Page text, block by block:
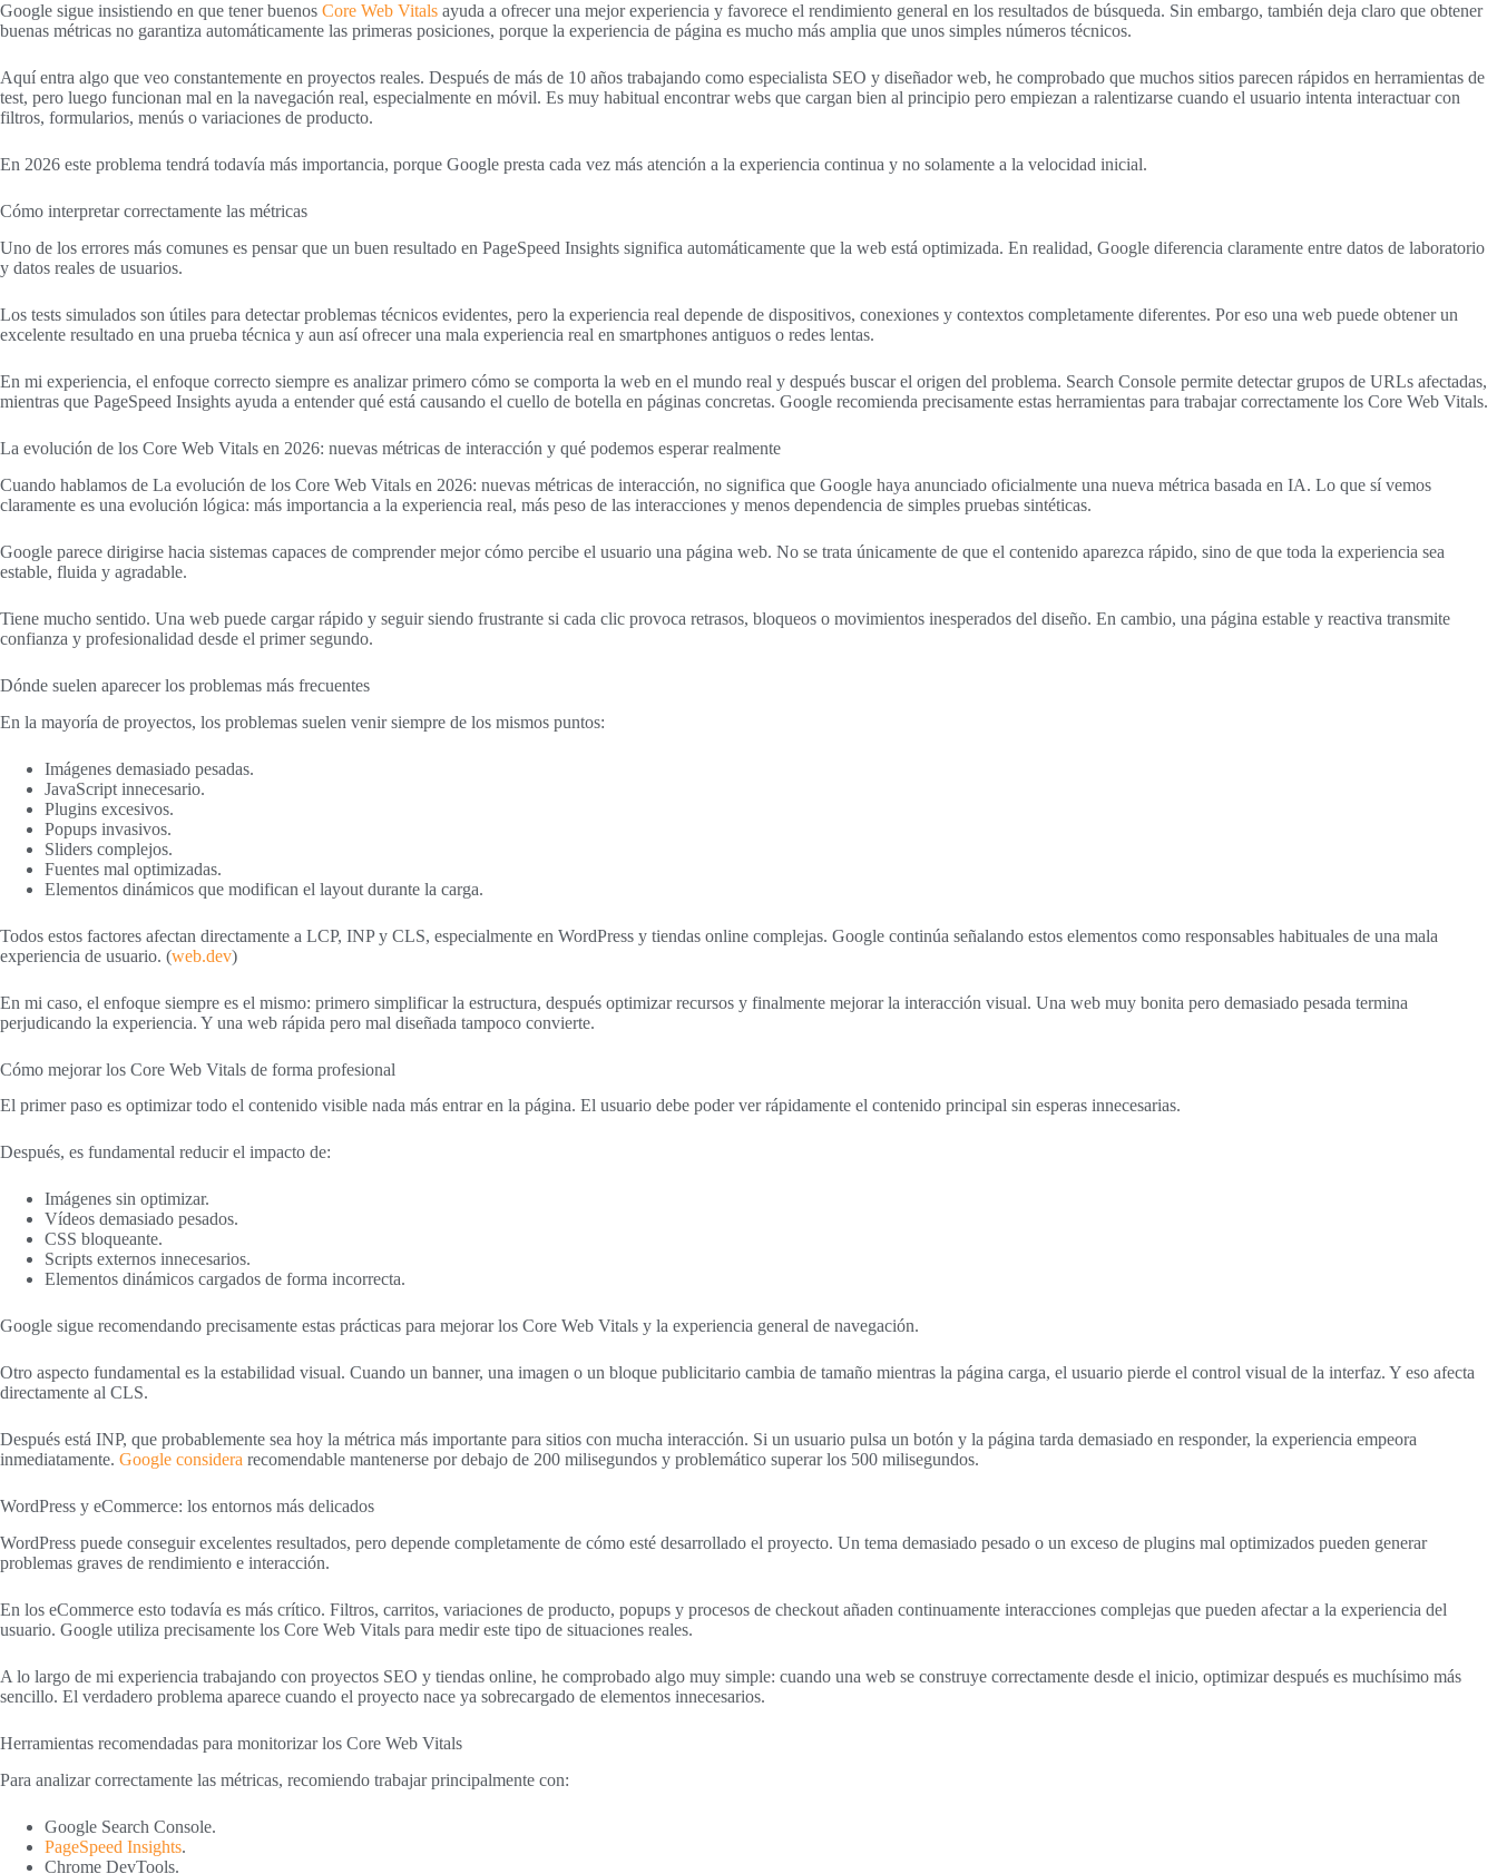
Google sigue insistiendo en que tener buenos Core Web Vitals ayuda a ofrecer una mejor experiencia y favorece el rendimiento general en los resultados de búsqueda. Sin embargo, también deja claro que obtener
buenas métricas no garantiza automáticamente las primeras posiciones, porque la experiencia de página es mucho más amplia que unos simples números técnicos.
Aquí entra algo que veo constantemente en proyectos reales. Después de más de 10 años trabajando como especialista SEO y diseñador web, he comprobado que muchos sitios parecen rápidos en herramientas de
test, pero luego funcionan mal en la navegación real, especialmente en móvil. Es muy habitual encontrar webs que cargan bien al principio pero empiezan a ralentizarse cuando el usuario intenta interactuar con
filtros, formularios, menús o variaciones de producto.
En 2026 este problema tendrá todavía más importancia, porque Google presta cada vez más atención a la experiencia continua y no solamente a la velocidad inicial.
Cómo interpretar correctamente las métricas
Uno de los errores más comunes es pensar que un buen resultado en PageSpeed Insights significa automáticamente que la web está optimizada. En realidad, Google diferencia claramente entre datos de laboratorio
y datos reales de usuarios.
Los tests simulados son útiles para detectar problemas técnicos evidentes, pero la experiencia real depende de dispositivos, conexiones y contextos completamente diferentes. Por eso una web puede obtener un
excelente resultado en una prueba técnica y aun así ofrecer una mala experiencia real en smartphones antiguos o redes lentas.
En mi experiencia, el enfoque correcto siempre es analizar primero cómo se comporta la web en el mundo real y después buscar el origen del problema. Search Console permite detectar grupos de URLs afectadas,
mientras que PageSpeed Insights ayuda a entender qué está causando el cuello de botella en páginas concretas. Google recomienda precisamente estas herramientas para trabajar correctamente los Core Web Vitals.
La evolución de los Core Web Vitals en 2026: nuevas métricas de interacción y qué podemos esperar realmente
Cuando hablamos de La evolución de los Core Web Vitals en 2026: nuevas métricas de interacción, no significa que Google haya anunciado oficialmente una nueva métrica basada en IA. Lo que sí vemos
claramente es una evolución lógica: más importancia a la experiencia real, más peso de las interacciones y menos dependencia de simples pruebas sintéticas.
Google parece dirigirse hacia sistemas capaces de comprender mejor cómo percibe el usuario una página web. No se trata únicamente de que el contenido aparezca rápido, sino de que toda la experiencia sea
estable, fluida y agradable.
Tiene mucho sentido. Una web puede cargar rápido y seguir siendo frustrante si cada clic provoca retrasos, bloqueos o movimientos inesperados del diseño. En cambio, una página estable y reactiva transmite
confianza y profesionalidad desde el primer segundo.
Dónde suelen aparecer los problemas más frecuentes
En la mayoría de proyectos, los problemas suelen venir siempre de los mismos puntos:
Imágenes demasiado pesadas.
JavaScript innecesario.
Plugins excesivos.
Popups invasivos.
Sliders complejos.
Fuentes mal optimizadas.
Elementos dinámicos que modifican el layout durante la carga.
Todos estos factores afectan directamente a LCP, INP y CLS, especialmente en WordPress y tiendas online complejas. Google continúa señalando estos elementos como responsables habituales de una mala
experiencia de usuario. (web.dev)
En mi caso, el enfoque siempre es el mismo: primero simplificar la estructura, después optimizar recursos y finalmente mejorar la interacción visual. Una web muy bonita pero demasiado pesada termina
perjudicando la experiencia. Y una web rápida pero mal diseñada tampoco convierte.
Cómo mejorar los Core Web Vitals de forma profesional
El primer paso es optimizar todo el contenido visible nada más entrar en la página. El usuario debe poder ver rápidamente el contenido principal sin esperas innecesarias.
Después, es fundamental reducir el impacto de:
Imágenes sin optimizar.
Vídeos demasiado pesados.
CSS bloqueante.
Scripts externos innecesarios.
Elementos dinámicos cargados de forma incorrecta.
Google sigue recomendando precisamente estas prácticas para mejorar los Core Web Vitals y la experiencia general de navegación.
Otro aspecto fundamental es la estabilidad visual. Cuando un banner, una imagen o un bloque publicitario cambia de tamaño mientras la página carga, el usuario pierde el control visual de la interfaz. Y eso afecta
directamente al CLS.
Después está INP, que probablemente sea hoy la métrica más importante para sitios con mucha interacción. Si un usuario pulsa un botón y la página tarda demasiado en responder, la experiencia empeora
inmediatamente. Google considera recomendable mantenerse por debajo de 200 milisegundos y problemático superar los 500 milisegundos.
WordPress y eCommerce: los entornos más delicados
WordPress puede conseguir excelentes resultados, pero depende completamente de cómo esté desarrollado el proyecto. Un tema demasiado pesado o un exceso de plugins mal optimizados pueden generar
problemas graves de rendimiento e interacción.
En los eCommerce esto todavía es más crítico. Filtros, carritos, variaciones de producto, popups y procesos de checkout añaden continuamente interacciones complejas que pueden afectar a la experiencia del
usuario. Google utiliza precisamente los Core Web Vitals para medir este tipo de situaciones reales.
A lo largo de mi experiencia trabajando con proyectos SEO y tiendas online, he comprobado algo muy simple: cuando una web se construye correctamente desde el inicio, optimizar después es muchísimo más
sencillo. El verdadero problema aparece cuando el proyecto nace ya sobrecargado de elementos innecesarios.
Herramientas recomendadas para monitorizar los Core Web Vitals
Para analizar correctamente las métricas, recomiendo trabajar principalmente con:
Google Search Console.
PageSpeed Insights.
Chrome DevTools.